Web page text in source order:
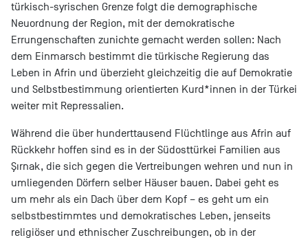
türkisch-syrischen Grenze folgt die demographische
Neuordnung der Region, mit der demokratische
Errungenschaften zunichte gemacht werden sollen: Nach
dem Einmarsch bestimmt die türkische Regierung das
Leben in Afrin und überzieht gleichzeitig die auf Demokratie
und Selbstbestimmung orientierten Kurd*innen in der Türkei
weiter mit Repressalien.
Während die über hunderttausend Flüchtlinge aus Afrin auf
Rückkehr hoffen sind es in der Südosttürkei Familien aus
Şırnak, die sich gegen die Vertreibungen wehren und nun in
umliegenden Dörfern selber Häuser bauen. Dabei geht es
um mehr als ein Dach über dem Kopf – es geht um ein
selbstbestimmtes und demokratisches Leben, jenseits
religiöser und ethnischer Zuschreibungen, ob in der